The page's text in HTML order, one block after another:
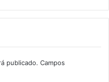
publicado. Campos